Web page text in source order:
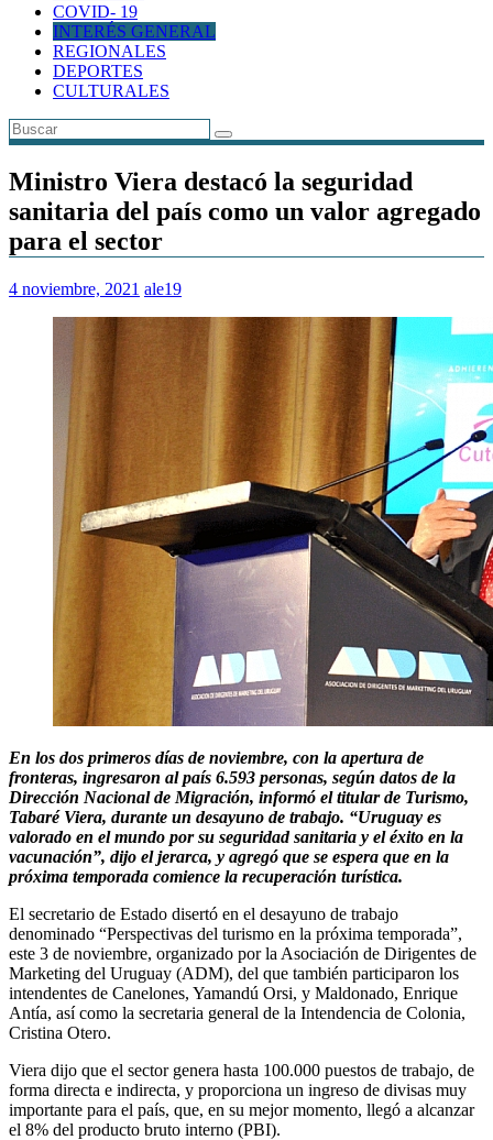
COVID- 19
INTERÉS GENERAL
REGIONALES
DEPORTES
CULTURALES
Ministro Viera destacó la seguridad
sanitaria del país como un valor agregado
para el sector
4 noviembre, 2021 ale19
En los dos primeros días de noviembre, con la apertura de
fronteras, ingresaron al país 6.593 personas, según datos de la
Dirección Nacional de Migración, informó el titular de Turismo,
Tabaré Viera, durante un desayuno de trabajo. “Uruguay es
valorado en el mundo por su seguridad sanitaria y el éxito en la
vacunación”, dijo el jerarca, y agregó que se espera que en la
próxima temporada comience la recuperación turística.
El secretario de Estado disertó en el desayuno de trabajo
denominado “Perspectivas del turismo en la próxima temporada”,
este 3 de noviembre, organizado por la Asociación de Dirigentes de
Marketing del Uruguay (ADM), del que también participaron los
intendentes de Canelones, Yamandú Orsi, y Maldonado, Enrique
Antía, así como la secretaria general de la Intendencia de Colonia,
Cristina Otero.
Viera dijo que el sector genera hasta 100.000 puestos de trabajo, de
forma directa e indirecta, y proporciona un ingreso de divisas muy
importante para el país, que, en su mejor momento, llegó a alcanzar
el 8% del producto bruto interno (PBI).